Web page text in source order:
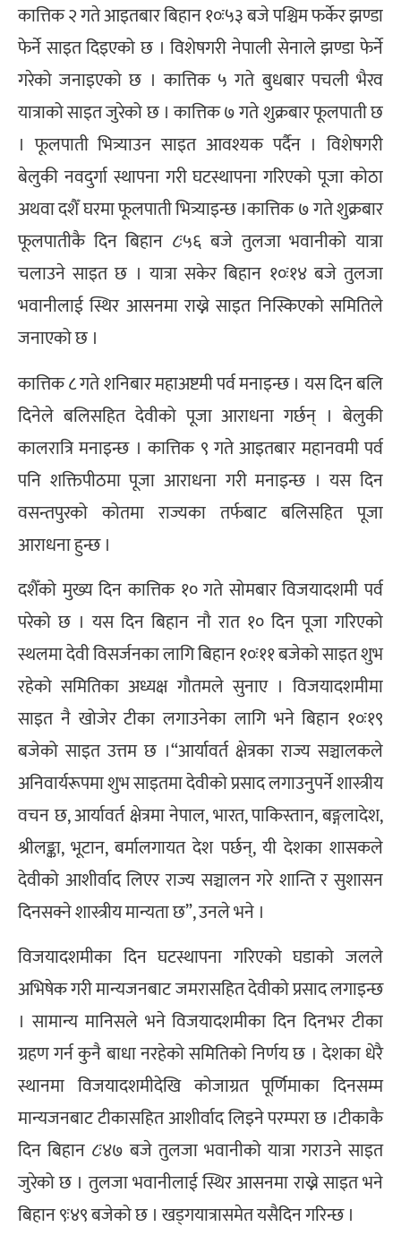
कात्तिक २ गते आइतबार बिहान १०ः५३ बजे पश्चिम फर्केर झण्डा
फेर्ने साइत दिइएको छ । विशेषगरी नेपाली सेनाले झण्डा फेर्ने
गरेको जनाइएको छ । कात्तिक ५ गते बुधबार पचली भैरव
यात्राको साइत जुरेको छ । कात्तिक ७ गते शुक्रबार फूलपाती छ
। फूलपाती भित्र्याउन साइत आवश्यक पर्दैन । विशेषगरी
बेलुकी नवदुर्गा स्थापना गरी घटस्थापना गरिएको पूजा कोठा
अथवा दशैँ घरमा फूलपाती भित्र्याइन्छ ।कात्तिक ७ गते शुक्रबार
फूलपातीकै दिन बिहान ८ः५६ बजे तुलजा भवानीको यात्रा
चलाउने साइत छ । यात्रा सकेर बिहान १०ः१४ बजे तुलजा
भवानीलाई स्थिर आसनमा राख्ने साइत निस्किएको समितिले
जनाएको छ ।
कात्तिक ८ गते शनिबार महाअष्टमी पर्व मनाइन्छ । यस दिन बलि
दिनेले बलिसहित देवीको पूजा आराधना गर्छन् । बेलुकी
कालरात्रि मनाइन्छ । कात्तिक ९ गते आइतबार महानवमी पर्व
पनि शक्तिपीठमा पूजा आराधना गरी मनाइन्छ । यस दिन
वसन्तपुरको कोतमा राज्यका तर्फबाट बलिसहित पूजा
आराधना हुन्छ ।
दशैँको मुख्य दिन कात्तिक १० गते सोमबार विजयादशमी पर्व
परेको छ । यस दिन बिहान नौ रात १० दिन पूजा गरिएको
स्थलमा देवी विसर्जनका लागि बिहान १०ः११ बजेको साइत शुभ
रहेको समितिका अध्यक्ष गौतमले सुनाए । विजयादशमीमा
साइत नै खोजेर टीका लगाउनेका लागि भने बिहान १०ः१९
बजेको साइत उत्तम छ ।“आर्यावर्त क्षेत्रका राज्य सञ्चालकले
अनिवार्यरूपमा शुभ साइतमा देवीको प्रसाद लगाउनुपर्ने शास्त्रीय
वचन छ, आर्यावर्त क्षेत्रमा नेपाल, भारत, पाकिस्तान, बङ्गलादेश,
श्रीलङ्का, भूटान, बर्मालगायत देश पर्छन्, यी देशका शासकले
देवीको आशीर्वाद लिएर राज्य सञ्चालन गरे शान्ति र सुशासन
दिनसक्ने शास्त्रीय मान्यता छ”, उनले भने ।
विजयादशमीका दिन घटस्थापना गरिएको घडाको जलले
अभिषेक गरी मान्यजनबाट जमरासहित देवीको प्रसाद लगाइन्छ
। सामान्य मानिसले भने विजयादशमीका दिन दिनभर टीका
ग्रहण गर्न कुनै बाधा नरहेको समितिको निर्णय छ । देशका धेरै
स्थानमा विजयादशमीदेखि कोजाग्रत पूर्णिमाका दिनसम्म
मान्यजनबाट टीकासहित आशीर्वाद लिइने परम्परा छ ।टीकाकै
दिन बिहान ८ः४७ बजे तुलजा भवानीको यात्रा गराउने साइत
जुरेको छ । तुलजा भवानीलाई स्थिर आसनमा राख्ने साइत भने
बिहान ९ः४९ बजेको छ । खड्गयात्रासमेत यसैदिन गरिन्छ ।